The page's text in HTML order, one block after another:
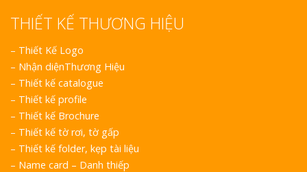
THIẾT KẾ THƯƠNG HIỆU
– Thiết Kế Logo
– Nhận diệnThương Hiệu
– Thiết kế catalogue
– Thiết kế profile
– Thiết kế Brochure
– Thiết kế tờ rơi, tờ gấp
– Thiết kế folder, kẹp tài liệu
– Name card – Danh thiếp